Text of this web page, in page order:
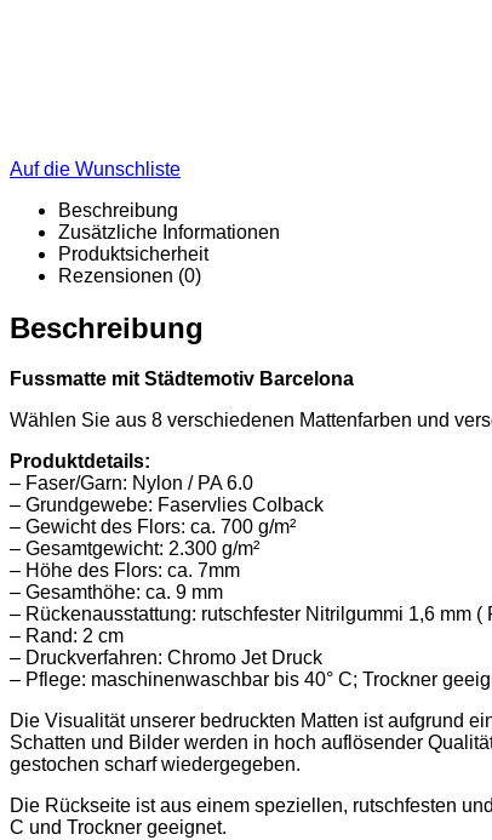
Auf die Wunschliste
Beschreibung
Zusätzliche Informationen
Produktsicherheit
Rezensionen (0)
Beschreibung
Fussmatte mit Städtemotiv Barcelona
Wählen Sie aus 8 verschiedenen Mattenfarben und
Produktdetails:
– Faser/Garn: Nylon / PA 6.0
– Grundgewebe: Faservlies Colback
– Gewicht des Flors: ca. 700 g/m²
– Gesamtgewicht: 2.300 g/m²
– Höhe des Flors: ca. 7mm
– Gesamthöhe: ca. 9 mm
– Rückenausstattung: rutschfester Nitrilgummi 1,6 mm
– Rand: 2 cm
– Druckverfahren: Chromo Jet Druck
– Pflege: maschinenwaschbar bis 40° C; Trockner
Die Visualität unserer bedruckten Matten ist aufgrund
Schatten und Bilder werden in hoch auflösender
gestochen scharf wiedergegeben.
Die Rückseite ist aus einem speziellen, rutschfesten
C und Trockner geeignet.